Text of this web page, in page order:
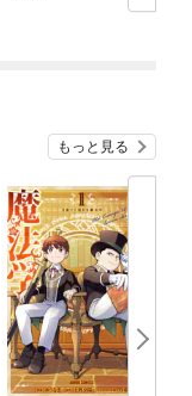
もっと見る